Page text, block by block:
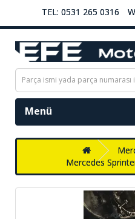
TEL: 0531 265 0316
Menü
Mercedes